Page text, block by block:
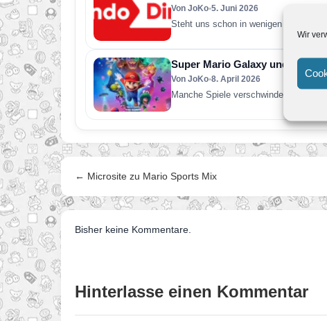
Wir
Von JoKo•5. Juni 2026
Steht uns schon in wenigen Tagen
Super Mario Galaxy und was
Von JoKo•8. April 2026
Manche Spiele verschwinden nach
← Microsite zu Mario Sports Mix
Bisher keine Kommentare.
Hinterlasse einen Kommentar